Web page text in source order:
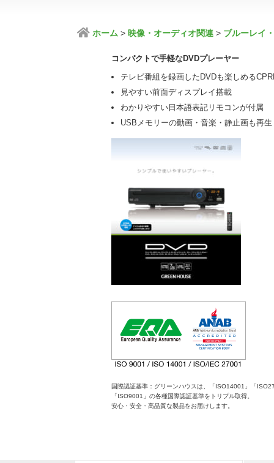
ホーム 映像・オーディオ関連 ブルーレイ
コンパクトで手軽なDVDプレーヤー
テレビ番組を録画したDVDも楽しめる
見やすい前面ディスプレイ搭載
わかりやすい日本語表記リモコンが付属
USBメモリーの動画・音楽・静止画も再生
国際認証基準：グリーンハウスは、「ISO14001」「
「ISO9001」の各種国際認証基準をトリプル取得。
安心・安全・高品質な製品をお届けします。